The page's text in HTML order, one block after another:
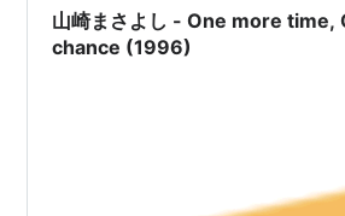
詞・作曲はCO…
山崎まさよし - One more time,
chance (1996)